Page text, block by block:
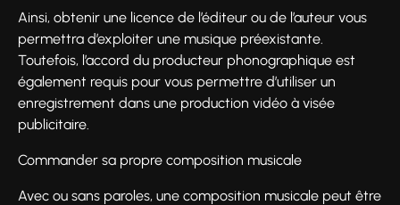
Ainsi, obtenir une licence de l’éditeur ou de l’auteur vous
permettra d’exploiter une musique préexistante.
Toutefois, l’accord du producteur phonographique est
également requis pour vous permettre d’utiliser un
enregistrement dans une production vidéo à visée
publicitaire.
Commander sa propre composition musicale
Avec ou sans paroles, une composition musicale peut être